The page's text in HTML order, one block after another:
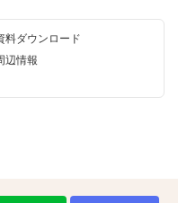
料ダウンロード
辺情報